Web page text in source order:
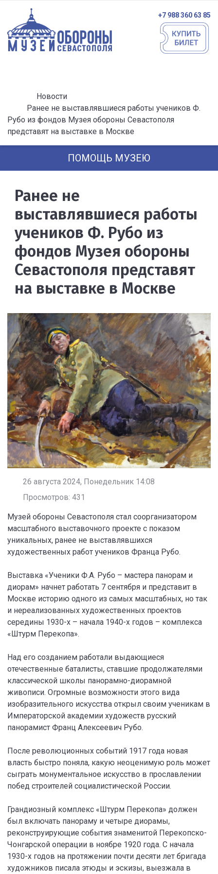
+7 988 360 63 85
Новости
Ранее не выставлявшиеся работы учеников Ф.
Рубо из фондов Музея обороны Севастополя
представят на выставке в Москве
ПОМОЩЬ МУЗЕЮ
Ранее не
выставлявшиеся работы
учеников Ф. Рубо из
фондов Музея обороны
Севастополя представят
на выставке в Москве
26 августа 2024, Понедельник 14:08
Просмотров: 431
Музей обороны Севастополя стал соорганизатором
масштабного выставочного проекте с показом
уникальных, ранее не выставлявшихся
художественных работ учеников Франца Рубо.
Выставка «Ученики Ф.А. Рубо – мастера панорам и
диорам» начнет работать 7 сентября и представит в
Москве историю одного из самых масштабных, но так
и нереализованных художественных проектов
середины 1930-х – начала 1940-х годов – комплекса
«Штурм Перекопа».
Над его созданием работали выдающиеся
отечественные баталисты, ставшие продолжателями
классической школы панорамно-диорамной
живописи. Огромные возможности этого вида
изобразительного искусства открыл своим ученикам в
Императорской академии художеств русский
панорамист Франц Алексеевич Рубо.
После революционных событий 1917 года новая
власть быстро поняла, какую неоценимую роль может
сыграть монументальное искусство в прославлении
побед строителей социалистической России.
Грандиозный комплекс «Штурм Перекопа» должен
был включать панораму и четыре диорамы,
реконструирующие события знаменитой Перекопско-
Чонгарской операции в ноябре 1920 года. С начала
1930-х годов на протяжении почти десяти лет бригада
художников писала этюды и эскизы, выезжала в